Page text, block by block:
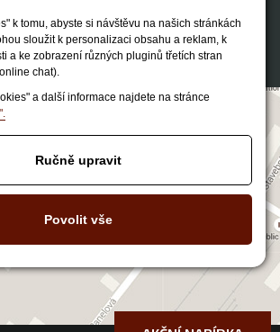
k tomu, abyste si návštěvu na našich stránkách
sloužit k personalizaci obsahu a reklam, k
a ke zobrazení různých pluginů třetích stran
chat).
a další informace najdete na stránce
Ručně upravit
Povolit vše
řád
soukromí